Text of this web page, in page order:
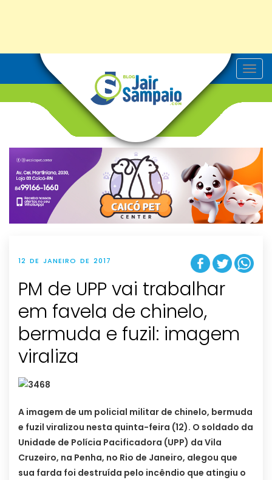
T
o
v
g
t
i
o
n
12 DE JANEIRO DE 2017
PM de UPP vai trabalhar
em favela de chinelo,
bermuda e fuzil: imagem
viraliza
A imagem de um policial militar de chinelo, bermuda
e fuzil viralizou nesta quinta-feira (12). O soldado da
Unidade de Polícia Pacificadora (UPP) da Vila
Cruzeiro, na Penha, no Rio de Janeiro, alegou que
sua farda foi destruída pelo incêndio que atingiu o